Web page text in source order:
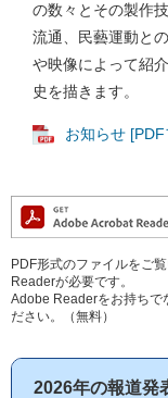
の数々とその製作
流通、民藝運動と
や映像によって紹
史を描きます。
お知らせ
PDF形式のファイルをご
Readerが必要です。
Adobe Readerをお持ちで
ださい。（無料）
2026年の報道発